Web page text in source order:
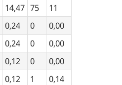
14,47 75
11
0,24 0
0,00
0,24 0
0,00
0,12 0
0,00
0,12 1
0,14